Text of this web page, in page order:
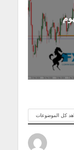
كل الموضوعات